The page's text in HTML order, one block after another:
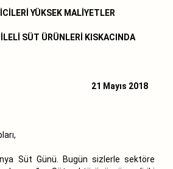
YÜKSEK MALİYETLER
SÜT ÜRÜNLERİ KISKACINDA
2018
Süt Günü. Bugün sizlerle sektöre